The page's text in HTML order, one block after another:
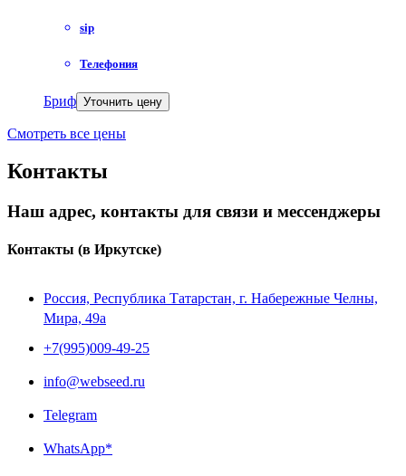
sip
Телефония
Бриф Уточнить цену
Смотреть все цены
Контакты
Наш адрес, контакты для связи и мессенджеры
Контакты (в Иркутске)
Россия, Республика Татарстан, г. Набережные Челны,
Мира, 49a
+7(995)009-49-25
info@webseed.ru
Telegram
WhatsApp*